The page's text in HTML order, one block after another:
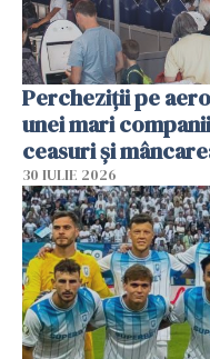
Percheziții pe
unei mari
ceasuri și
30 IULIE 2026